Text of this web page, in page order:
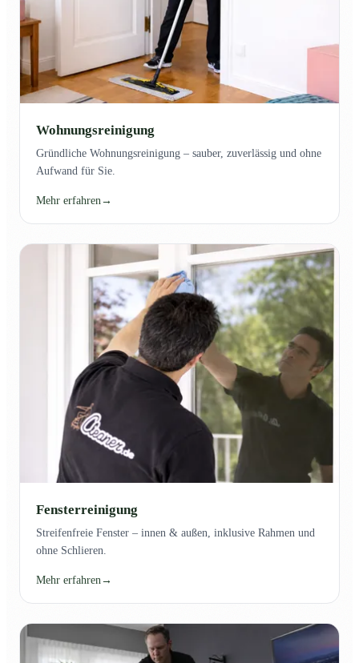
Wohnungsreinigung
Gründliche Wohnungsreinigung – sauber, zuverlässig und ohne
Aufwand für Sie.
Mehr erfahren →
Fensterreinigung
Streifenfreie Fenster – innen & außen, inklusive Rahmen und
ohne Schlieren.
Mehr erfahren→